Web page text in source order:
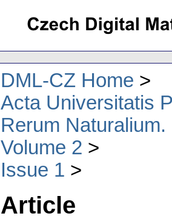
DML-CZ Home
Acta Universitatis
Rerum
Volume 2
Issue 1
Article